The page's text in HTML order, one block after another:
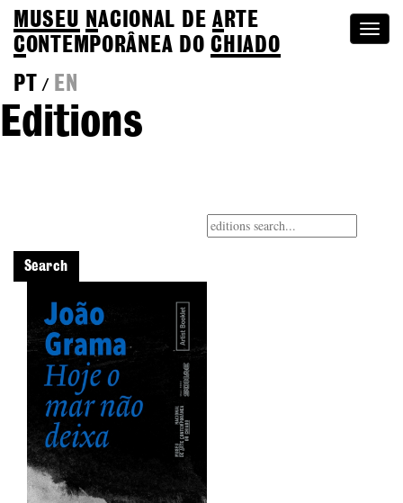
MUSEU NACIONAL DEA RTE
CONTEMPORÂNEA DOCHIADO
PT
/ EN
Editions